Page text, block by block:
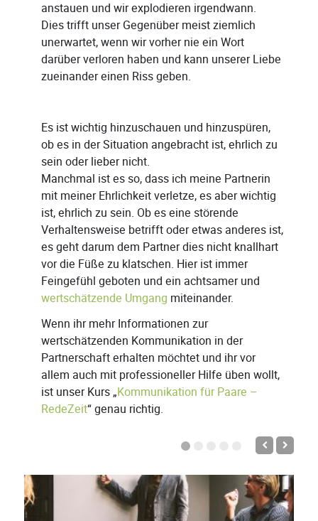
anstauen und wir explodieren irgendwann.
Dies trifft unser Gegenüber meist ziemlich
unerwartet, wenn wir vorher nie ein Wort
darüber verloren haben und kann unserer Liebe
zueinander einen Riss geben.
Es ist wichtig hinzuschauen und hinzuspüren,
ob es in der Situation angebracht ist, ehrlich zu
sein oder lieber nicht.
Manchmal ist es so, dass ich meine Partnerin
mit meiner Ehrlichkeit verletze, es aber wichtig
ist, ehrlich zu sein. Ob es eine störende
Verhaltensweise betrifft oder etwas anderes ist,
es geht darum dem Partner dies nicht knallhart
vor die Füße zu klatschen. Hier ist immer
Feingefühl geboten und ein achtsamer und
wertschätzende Umgang miteinander.
Wenn ihr mehr Informationen zur
wertschätzenden Kommunikation in der
Partnerschaft erhalten möchtet und ihr vor
allem auch mit professioneller Hilfe üben wollt,
ist unser Kurs „Kommunikation für Paare –
RedeZeit“ genau richtig.